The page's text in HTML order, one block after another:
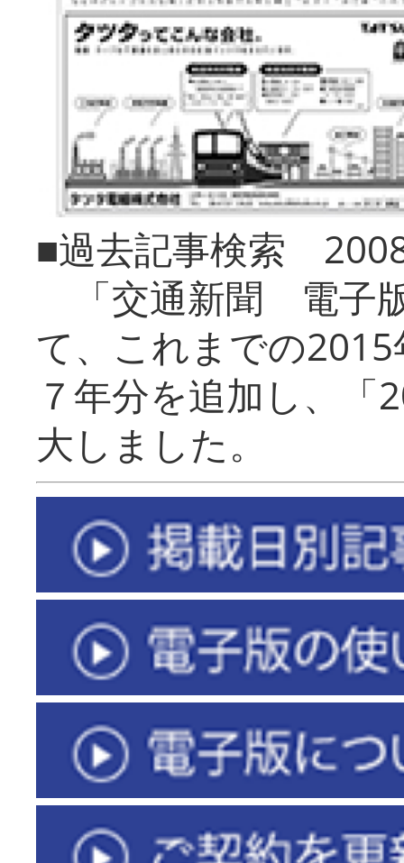
■過去記事検索
「交通新聞 電子
て、これまでの
７年分を追加し、「
大しまし